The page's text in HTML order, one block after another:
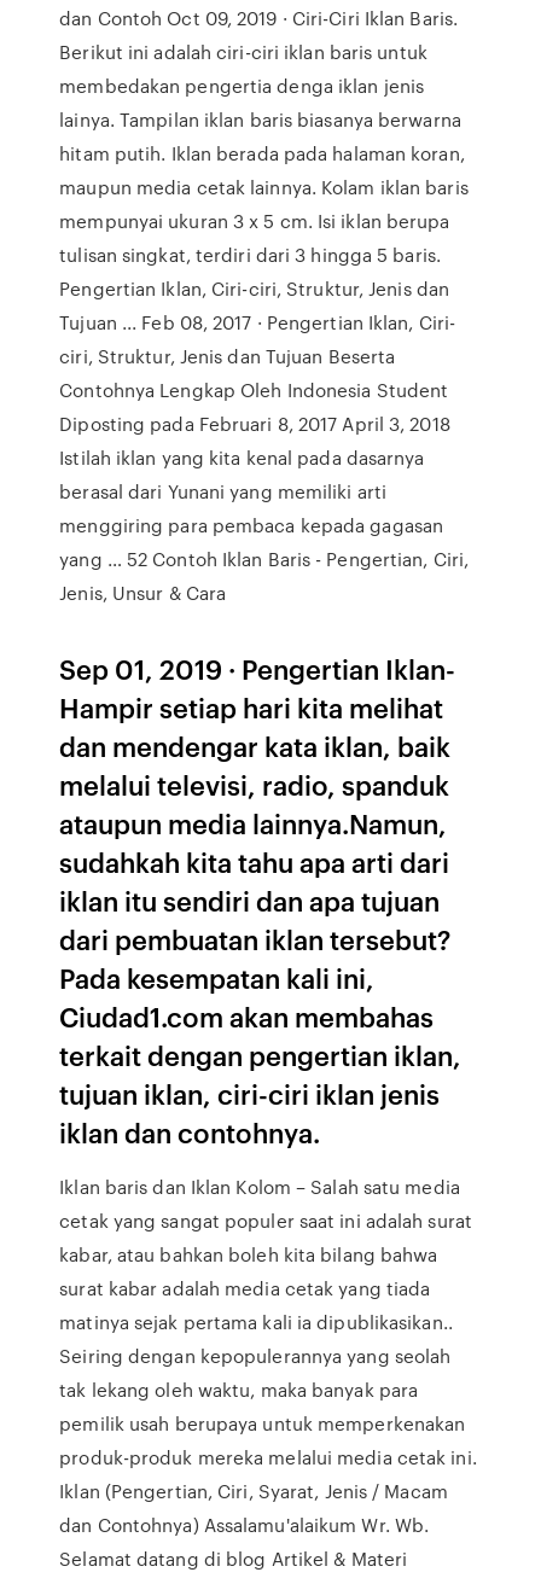
dan Contoh Oct 09, 2019 · Ciri-Ciri Iklan Baris.
Berikut ini adalah ciri-ciri iklan baris untuk
membedakan pengertia denga iklan jenis
lainya. Tampilan iklan baris biasanya berwarna
hitam putih. Iklan berada pada halaman koran,
maupun media cetak lainnya. Kolam iklan baris
mempunyai ukuran 3 x 5 cm. Isi iklan berupa
tulisan singkat, terdiri dari 3 hingga 5 baris.
Pengertian Iklan, Ciri-ciri, Struktur, Jenis dan
Tujuan ... Feb 08, 2017 · Pengertian Iklan, Ciri-
ciri, Struktur, Jenis dan Tujuan Beserta
Contohnya Lengkap Oleh Indonesia Student
Diposting pada Februari 8, 2017 April 3, 2018
Istilah iklan yang kita kenal pada dasarnya
berasal dari Yunani yang memiliki arti
menggiring para pembaca kepada gagasan
yang … 52 Contoh Iklan Baris - Pengertian, Ciri,
Jenis, Unsur & Cara
Sep 01, 2019 · Pengertian Iklan-
Hampir setiap hari kita melihat
dan mendengar kata iklan, baik
melalui televisi, radio, spanduk
ataupun media lainnya.Namun,
sudahkah kita tahu apa arti dari
iklan itu sendiri dan apa tujuan
dari pembuatan iklan tersebut?
Pada kesempatan kali ini,
Ciudad1.com akan membahas
terkait dengan pengertian iklan,
tujuan iklan, ciri-ciri iklan jenis
iklan dan contohnya.
Iklan baris dan Iklan Kolom – Salah satu media
cetak yang sangat populer saat ini adalah surat
kabar, atau bahkan boleh kita bilang bahwa
surat kabar adalah media cetak yang tiada
matinya sejak pertama kali ia dipublikasikan..
Seiring dengan kepopulerannya yang seolah
tak lekang oleh waktu, maka banyak para
pemilik usah berupaya untuk memperkenakan
produk-produk mereka melalui media cetak ini.
Iklan (Pengertian, Ciri, Syarat, Jenis / Macam
dan Contohnya) Assalamu'alaikum Wr. Wb.
Selamat datang di blog Artikel & Materi